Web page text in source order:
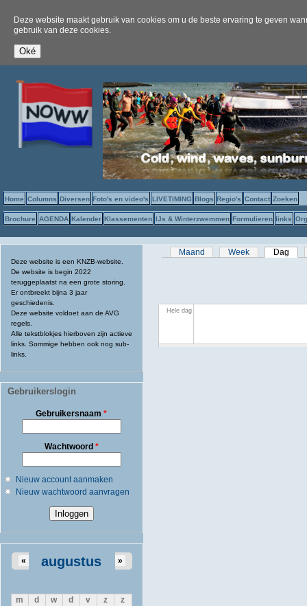
Deze website maakt gebruik van cookies om u de beste ervaring te geven
gebruik van deze cookies.
Home Columns Diversen Foto's en video's LIVETIMING Blogs Regio's Contact Zoeken
Brochure AGENDA Kalender Klassementen IJs & Winterzwemmen Formulieren links
Deze website is een KNZB-website.
De website is begin 2022
teruggeplaatst na een grote storing.
Er ontbreekt bijna 3 jaar
geschiedenis.
Deze website voldoet aan de AVG
regels.
Alle tekstblokjes hierboven zijn actieve
links. Sommige hebben ook nog sub-
links.
Gebruikerslogin
Gebruikersnaam*
Wachtwoord *
Nieuw account aanmaken
Nieuw wachtwoord aanvragen
augustus
« »
m d w d v z
z
Primaire tabs
Maand Week Dag
Hele dag